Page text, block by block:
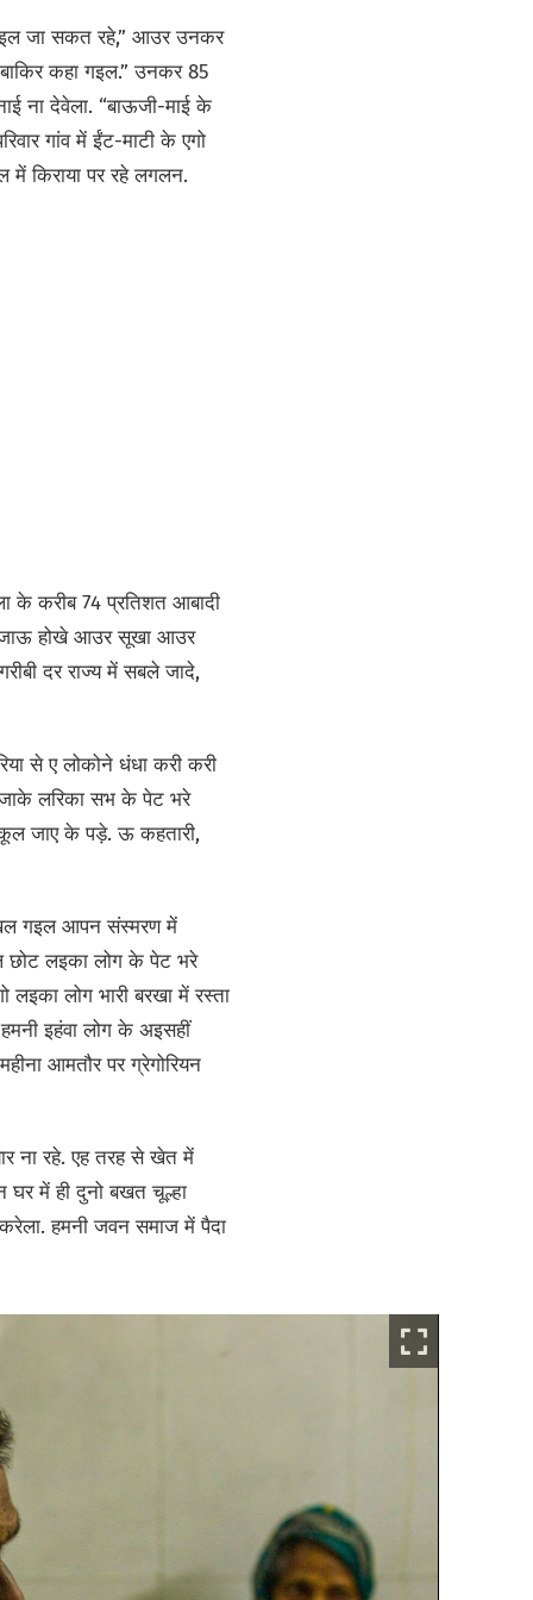
जा सकत रहे,” आउर उनकर
कहा गइल.” उनकर 85
ना देवेला. “बाऊजी-माई के
गांव में ईंट-माटी के एगो
में किराया पर रहे लगलन.
के करीब 74 प्रतिशत आबादी
होखे आउर सूखा आउर
दर राज्य में सबले जादे,
से ए लोकोने धंधा करी करी
जाके लरिका सभ के पेट भरे
जाए के पड़े. ऊ कहतारी,
गइल आपन संस्मरण में
छोट लइका लोग के पेट भरे
लोग भारी बरखा में रस्ता
इहंवा लोग के अइसहीं
आमतौर पर ग्रेगोरियन
ना रहे. एह तरह से खेत में
में ही दुनो बखत चूल्हा
हमनी जवन समाज में पैदा